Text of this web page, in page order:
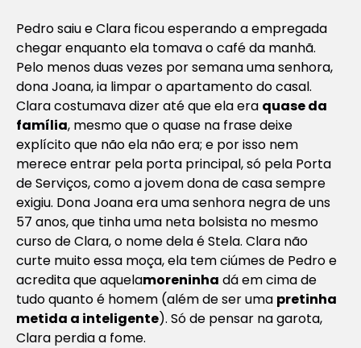
Pedro saiu e Clara ficou esperando a empregada
chegar enquanto ela tomava o café da manhã.
Pelo menos duas vezes por semana uma senhora,
dona Joana, ia limpar o apartamento do casal.
Clara costumava dizer até que ela era quase da
família, mesmo que oquase na frase deixe
explícito que não ela não era; e por isso nem
merece entrar pela porta principal, só pela Porta
de Serviços, como a jovem dona de casa sempre
exigiu. Dona Joana era uma senhora negra de uns
57 anos, que tinha uma neta bolsista no mesmo
curso de Clara, o nome dela é Stela. Clara não
curte muito essa moça, ela tem ciúmes de Pedro e
acredita que aquelamoreninha dá em cima de
tudo quanto é homem (além de ser uma pretinha
metida a inteligente). Só de pensar na garota,
Clara perdia a fome.